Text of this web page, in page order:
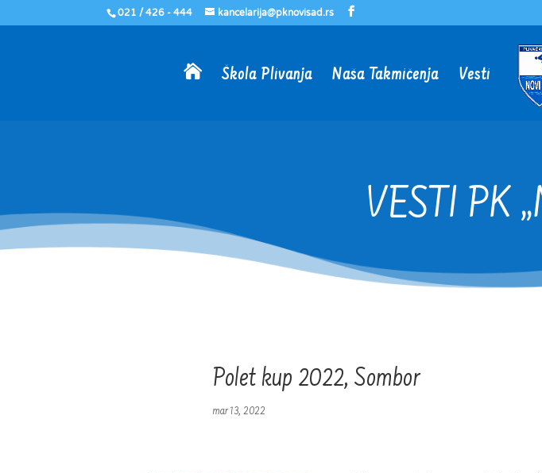
021 / 426 - 444 kancelarija@pknovisad.rs
 Škola Plivanja Naša Takmičenja Vesti
VESTI PK
Polet kup 2022, Sombor
mar 13, 2022